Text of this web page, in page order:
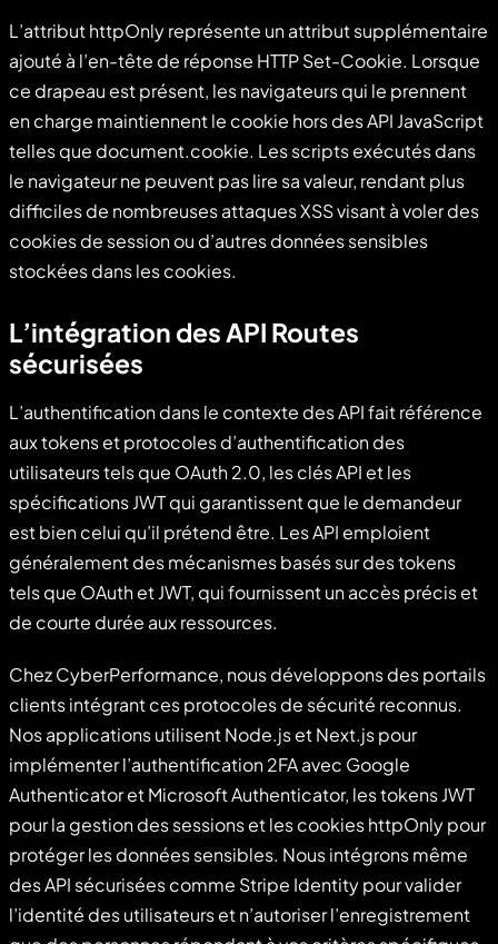
L’attribut httpOnly représente un attribut supplémentaire
ajouté à l’en-tête de réponse HTTP Set-Cookie. Lorsque
ce drapeau est présent, les navigateurs qui le prennent
en charge maintiennent le cookie hors des API JavaScript
telles que document.cookie. Les scripts exécutés dans
le navigateur ne peuvent pas lire sa valeur, rendant plus
difficiles de nombreuses attaques XSS visant à voler des
cookies de session ou d’autres données sensibles
stockées dans les cookies.
L’intégration des API Routes
sécurisées
L’authentification dans le contexte des API fait référence
aux tokens et protocoles d’authentification des
utilisateurs tels que OAuth 2.0, les clés API et les
spécifications JWT qui garantissent que le demandeur
est bien celui qu’il prétend être. Les API emploient
généralement des mécanismes basés sur des tokens
tels que OAuth et JWT, qui fournissent un accès précis et
de courte durée aux ressources.
Chez CyberPerformance, nous développons des portails
clients intégrant ces protocoles de sécurité reconnus.
Nos applications utilisent Node.js et Next.js pour
implémenter l’authentification 2FA avec Google
Authenticator et Microsoft Authenticator, les tokens JWT
pour la gestion des sessions et les cookies httpOnly pour
protéger les données sensibles. Nous intégrons même
des API sécurisées comme Stripe Identity pour valider
l’identité des utilisateurs et n’autoriser l’enregistrement